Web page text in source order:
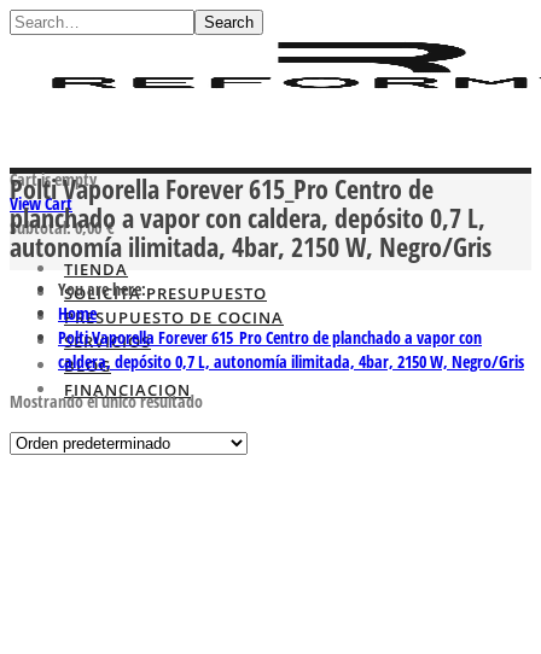
Search
Cart is empty
View Cart
Subtotal:0,00€
TIENDA
SOLICITA PRESUPUESTO
PRESUPUESTO DE COCINA
SERVICIOS
BLOG
FINANCIACION
Polti Vaporella Forever 615_Pro Centro de
planchado a vapor con caldera, depósito 0,7 L,
autonomía ilimitada, 4bar, 2150 W, Negro/Gris
You are here:
Home
Polti Vaporella Forever 615_Pro Centro de planchado a vapor con
caldera, depósito 0,7 L, autonomía ilimitada, 4bar, 2150 W, Negro/Gris
Mostrando el único resultado